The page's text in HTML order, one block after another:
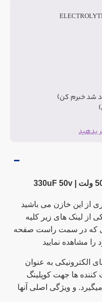
بدهید
از این خازن می باشید
از لینک های زیر کلیه
که در سمت راست صفحه
مشاهده نمایید
الکترونیکی به عنوان
کننده ها جهت کوپلینگ
و ویژگی اصلی آنها